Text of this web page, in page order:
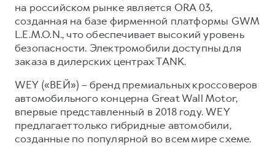
на российском рынке является ORA 03,
созданная на базе фирменной платформы GWM
L.E.M.O.N., что обеспечивает высокий уровень
безопасности. Электромобили доступны для
заказа в дилерских центрах TANK.
WEY («ВЕЙ») – бренд премиальных кроссоверов
автомобильного концерна Great Wall Motor,
впервые представленный в 2018 году. WEY
предлагает только гибридные автомобили,
созданные по популярной во всем мире схеме.